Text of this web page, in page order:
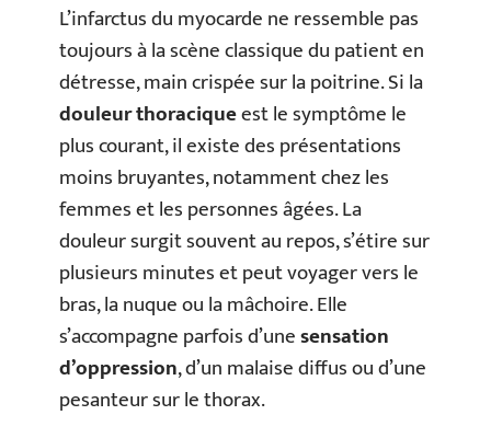
L’infarctus du myocarde ne ressemble pas
toujours à la scène classique du patient en
détresse, main crispée sur la poitrine. Si la
douleur thoraciqueest le symptôme le
plus courant, il existe des présentations
moins bruyantes, notamment chez les
femmes et les personnes âgées. La
douleur surgit souvent au repos, s’étire sur
plusieurs minutes et peut voyager vers le
bras, la nuque ou la mâchoire. Elle
s’accompagne parfois d’unesensation
d’oppression, d’un malaise diffus ou d’une
pesanteur sur le thorax.